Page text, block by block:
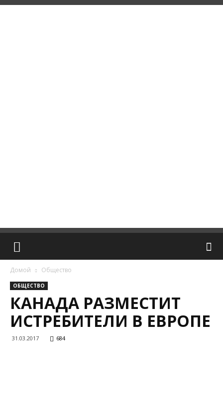
Домой Общество
ОБЩЕСТВО
КАНАДА РАЗМЕСТИТ
ИСТРЕБИТЕЛИ В ЕВРОПЕ
31.03.2017 684